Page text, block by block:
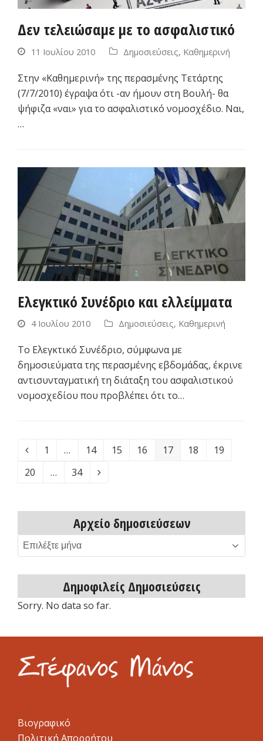
Δεν τελειώσαμε με το ασφαλιστικό
11 Ιουλίου 2010 Δημοσιεύσεις, Καθημερινή
Στην «Καθημερινή» της περασμένης Τετάρτης
(7/7/2010) έγραψα ότι -αν ήμουν στη Βουλή- θα
ψήφιζα «ναι» για το ασφαλιστικό νομοσχέδιο. Ναι,
…
Ελεγκτικό Συνέδριο και ελλείμματα
4 Ιουλίου 2010 Δημοσιεύσεις, Καθημερινή
Το Ελεγκτικό Συνέδριο, σύμφωνα με
δημοσιεύματα της περασμένης εβδομάδας, έκρινε
αντισυνταγματική τη διάταξη του ασφαλιστικού
νομοσχεδίου που προβλέπει ότι το…
Previous
Page
1 … Page
14 Page
15 Page
16 Page
17 Page
18 Page
19
Page
20 … Page
34 Next
Αρχείο δημοσιεύσεων
Αρχείο
δημοσιεύσεων
Δημοφιλείς Δημοσιεύσεις
Sorry. No data so far.
Βιογραφικό
Πολιτική Απορρήτου